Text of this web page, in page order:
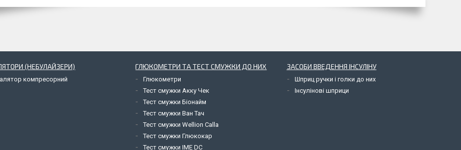
(НЕБУЛАЙЗЕРИ)
компресорний
ГЛЮКОМЕТРИ ТА ТЕСТ СМУЖКИ ДО НИХ
Глюкометри
Тест смужки Акку Чек
Тест смужки Біонайм
Тест смужки Ван Тач
Тест смужки Wellion Calla
Тест смужки Глюкокар
Тест смужки IME DC
ЗАСОБИ ВВЕДЕННЯ ІНСУЛІНУ
Шприц ручки і голки до них
Інсулінові шприци